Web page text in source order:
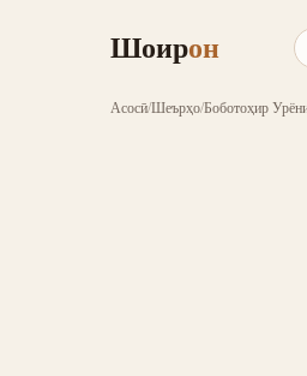
Шоирон
Асосӣ/Шеърҳо/Боботоҳир